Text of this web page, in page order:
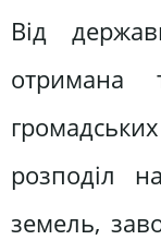
Від
отримана
розподіл
земель,